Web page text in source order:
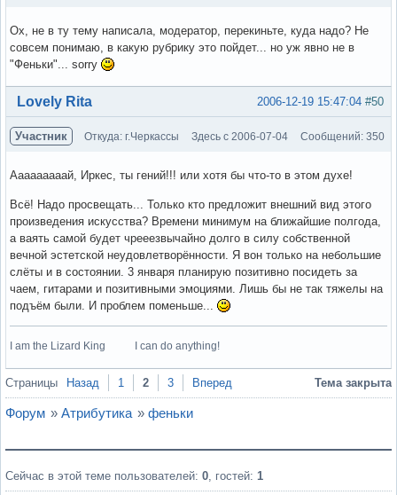
Ох, не в ту тему написала, модератор, перекиньте, куда надо? Не
совсем понимаю, в какую рубрику это пойдет... но уж явно не в
"Феньки"... sorry
Вне форума #50
2006-12-19 15:47:04
Lovely Rita
Участник Откуда: г.Черкассы Здесь с 2006-07-04 Сообщений: 350
Ааааааааай, Иркес, ты гений!!! или хотя бы что-то в этом духе!
Всё! Надо просвещать... Только кто предложит внешний вид этого
произведения искусства? Времени минимум на ближайшие полгода,
а ваять самой будет чрееезвычайно долго в силу собственной
вечной эстетской неудовлетворённости. Я вон только на небольшие
слёты и в состоянии. 3 января планирую позитивно посидеть за
чаем, гитарами и позитивными эмоциями. Лишь бы не так тяжелы на
подъём были. И проблем поменьше...
I am the Lizard King I can do anything!
Вне форума
Страницы Назад 1 2 3 Вперед Тема закрыта
Форум » Атрибутика » феньки
Сейчас в этой теме пользователей: 0, гостей: 1